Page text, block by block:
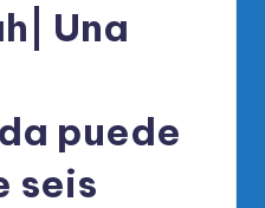
Una
puede
seis